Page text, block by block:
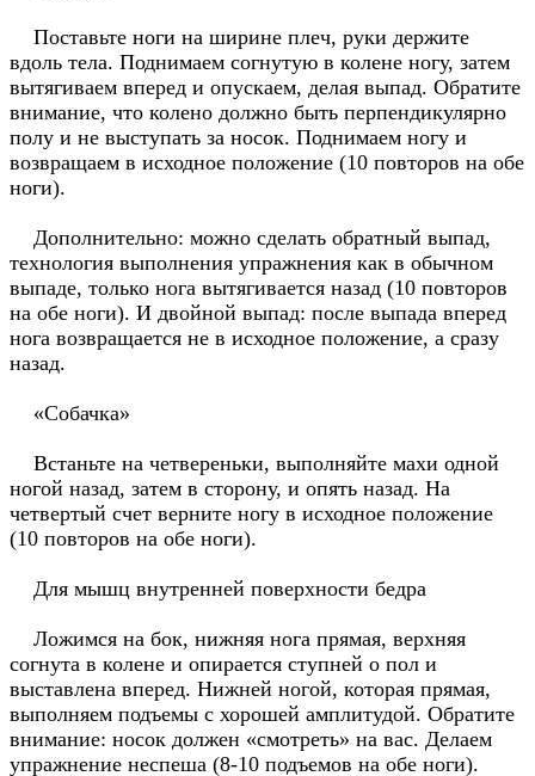
Поставьте ноги на ширине плеч, руки держите
вдоль тела. Поднимаем согнутую в колене ногу, затем
вытягиваем вперед и опускаем, делая выпад. Обратите
внимание, что колено должно быть перпендикулярно
полу и не выступать за носок. Поднимаем ногу и
возвращаем в исходное положение (10 повторов на обе
ноги).
Дополнительно: можно сделать обратный выпад,
технология выполнения упражнения как в обычном
выпаде, только нога вытягивается назад (10 повторов
на обе ноги). И двойной выпад: после выпада вперед
нога возвращается не в исходное положение, а сразу
назад.
«Собачка»
Встаньте на четвереньки, выполняйте махи одной
ногой назад, затем в сторону, и опять назад. На
четвертый счет верните ногу в исходное положение
(10 повторов на обе ноги).
Для мышц внутренней поверхности бедра
Ложимся на бок, нижняя нога прямая, верхняя
согнута в колене и опирается ступней о пол и
выставлена вперед. Нижней ногой, которая прямая,
выполняем подъемы с хорошей амплитудой. Обратите
внимание: носок должен «смотреть» на вас. Делаем
упражнение неспеша (8-10 подъемов на обе ноги).